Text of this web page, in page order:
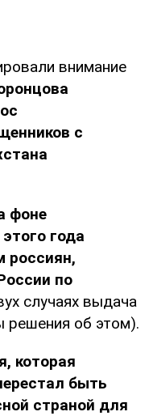
внимание
с
фоне
года
россиян,
по
случаях выдача
решения об этом).
которая
быть
страной для